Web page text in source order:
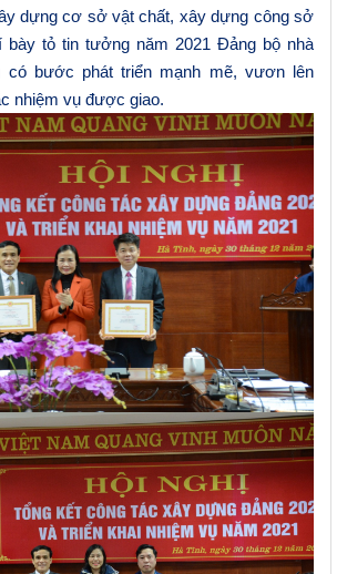
dựng cơ sở vật chất, xây dựng công sở
bày tỏ tin tưởng năm 2021 Đảng bộ nhà
có bước phát triển mạnh mẽ, vươn lên
nhiệm vụ được giao.